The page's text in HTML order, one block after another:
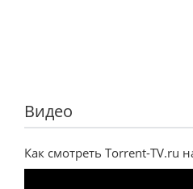
Видео
Как смотреть Torrent-TV.ru